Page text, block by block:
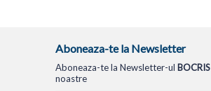
Aboneaza-te la Newsletter
Aboneaza-te la Newsletter-ul BOCRIS
noastre